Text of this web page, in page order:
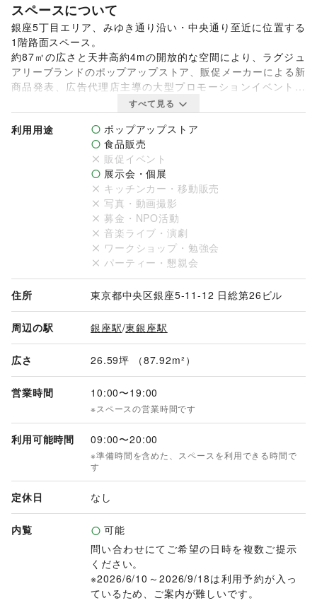
スペースについて
銀座5丁目エリア、みゆき通り沿い・中央通り至近に位置する
1階路面スペース。
約87㎡の広さと天井高約4mの開放的な空間により、ラグジュ
アリーブランドのポップアップストア、販促メーカーによる新
商品発表、広告代理店主導の大型プロモーションイベントな
ど、ブランド価値を最大化するユニークベニューとしてご活用
いただけます。
視認性の高い路面立地に加え、銀座という立地特性から、富裕
層・インバウンド・高感度層へのアプローチに適したロケーシ
単なる物販利用にとどまらず、展示会・PRイベント・体験型
プロモーション・メディア向け発表会・VIPレセプションな
ど、幅広い用途に対応可能です。
本スペースは、ブランド世界観を表現できる設計自由度を確保
しつつ、短期利用にも柔軟に対応。シリーズ型ポップアップや
広告キャンペーン連動施策など、中長期的なブランド戦略の一
環としても活用いただけます。
お気軽にお問い合わせくださいませ。
【内覧に関して】
問い合わせにてご希望の日時を複数ご提示ください。
内が難しいです。
※内覧時間は最大30分です。
※先約ベースとなるため、ご希望の時間での実施に添えないケ
ースもございます。
すべて見る
利用用途
ポップアップストア
食品販売
販促イベント
展示会・個展
キッチンカー・移動販売
写真・動画撮影
募金・NPO活動
音楽ライブ・演劇
ワークショップ・勉強会
パーティー・懇親会
住所 東京都中央区銀座5-11-12 日総第26ビル
周辺の駅 銀座駅/東銀座駅
広さ 26.59坪 （87.92m²）
営業時間 10:00〜19:00
※スペースの営業時間です
利用可能時間 09:00〜20:00
※準備時間を含めた、スペースを利用できる時間で
す
定休日 なし
内覧
可能
問い合わせにてご希望の日時を複数ご提示
ください。
※2026/6/10～2026/9/18は利用予約が入っ
ているため、ご案内が難しいです。